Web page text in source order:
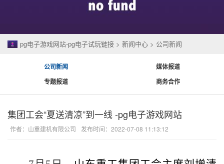
pg电子游戏网站-pg电子试玩链接 > 新闻中心 > 公司新闻
公司新闻
媒体报道
专题报道
商务合作
集团工会“夏送清凉”到一线 -pg电子游戏网站
作者：山重建机有限公司 发布时间：2022-07-08 11:13:12